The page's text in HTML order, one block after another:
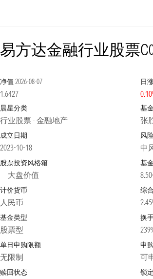
易方达金融行业股票C
净值 2026-08-07
1.6427
日
晨星分类
行业股票 - 金融地产
基
张
成立日期
2023-10-18
风
中
股票投资风格箱
大盘价值
基
计价货币
人民币
综
基金类型
股票型
换
单日申购限额
无限制
申
可
赎回状态 锁